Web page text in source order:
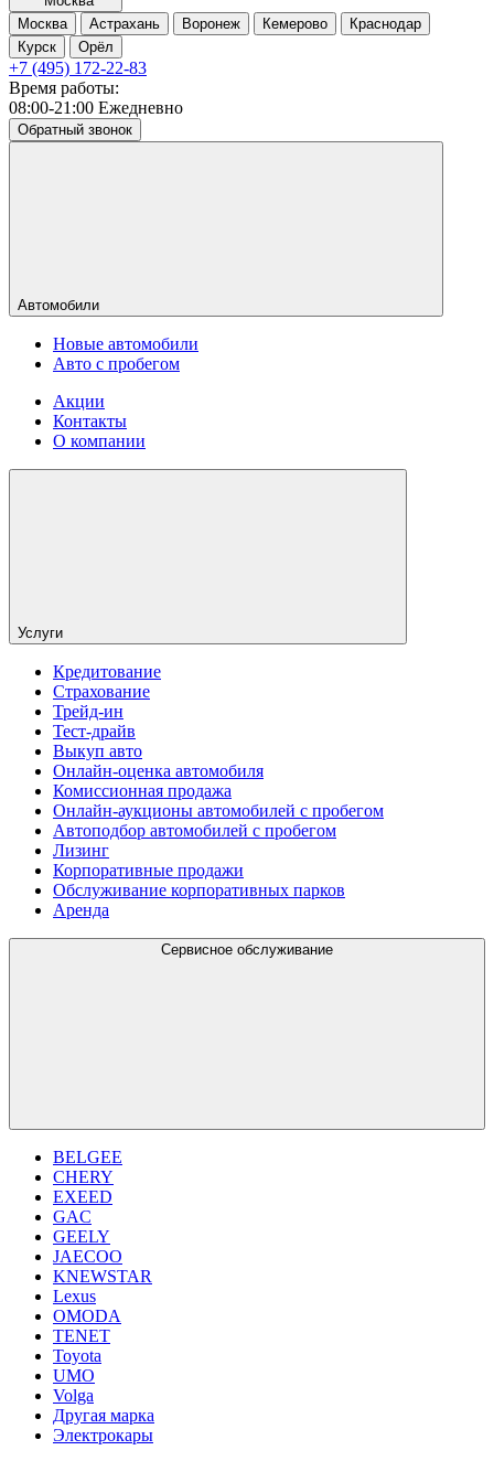
Москва
Астрахань Воронеж Кемерово
Краснодар
Курск
Орёл
+7 (495) 172-22-83
Время работы:
08:00-21:00 Ежедневно
Обратный звонок
Автомобили
Новые автомобили
Авто с пробегом
Акции
Контакты
О компании
Услуги
Кредитование
Страхование
Трейд-ин
Тест-драйв
Выкуп авто
Онлайн-оценка автомобиля
Комиссионная продажа
Онлайн-аукционы автомобилей с пробегом
Автоподбор автомобилей с пробегом
Лизинг
Корпоративные продажи
Обслуживание корпоративных парков
Аренда
Сервисное обслуживание
BELGEE
CHERY
EXEED
GAC
GEELY
JAECOO
KNEWSTAR
Lexus
OMODA
TENET
Toyota
UMO
Volga
Другая марка
Электрокары